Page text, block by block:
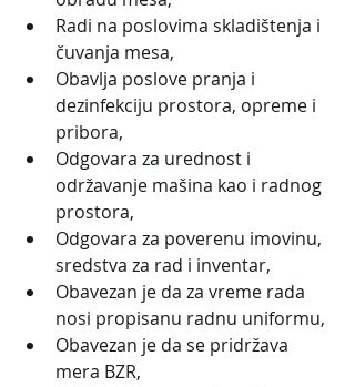
Radi na poslovima skladištenja i
čuvanja mesa,
Obavlja poslove pranja i
dezinfekciju prostora, opreme i
pribora,
Odgovara za urednost i
održavanje mašina kao i radnog
prostora,
Odgovara za poverenu imovinu,
sredstva za rad i inventar,
Obavezan je da za vreme rada
nosi propisanu radnu uniformu,
Obavezan je da se pridržava
mera BZR,